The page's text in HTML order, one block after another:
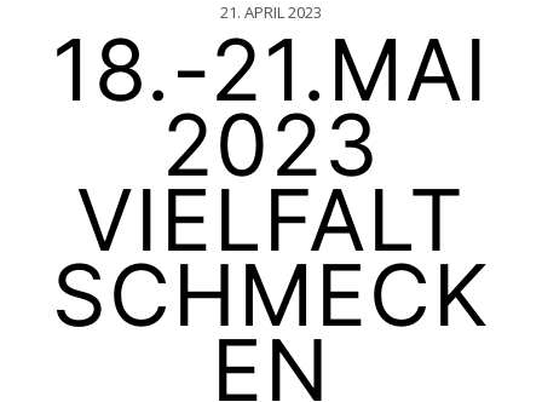
21. APRIL 2023
18.-21.MAI
2023
VIELFALT
SCHMECK
EN